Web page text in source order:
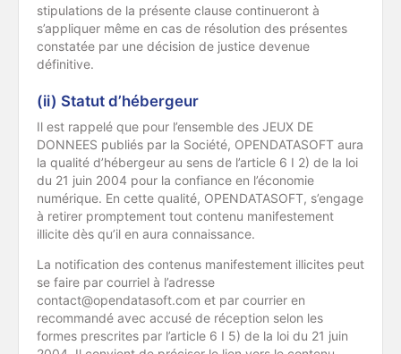
stipulations de la présente clause continueront à
s’appliquer même en cas de résolution des présentes
constatée par une décision de justice devenue
définitive.
(ii) Statut d’hébergeur
Il est rappelé que pour l’ensemble des JEUX DE
DONNEES publiés par la Société, OPENDATASOFT aura
la qualité d’hébergeur au sens de l’article 6 I 2) de la loi
du 21 juin 2004 pour la confiance en l’économie
numérique. En cette qualité, OPENDATASOFT, s’engage
à retirer promptement tout contenu manifestement
illicite dès qu’il en aura connaissance.
La notification des contenus manifestement illicites peut
se faire par courriel à l’adresse
contact@opendatasoft.com et par courrier en
recommandé avec accusé de réception selon les
formes prescrites par l’article 6 I 5) de la loi du 21 juin